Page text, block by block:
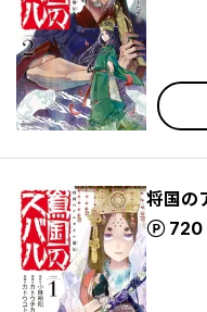
将国の
720
ポイント